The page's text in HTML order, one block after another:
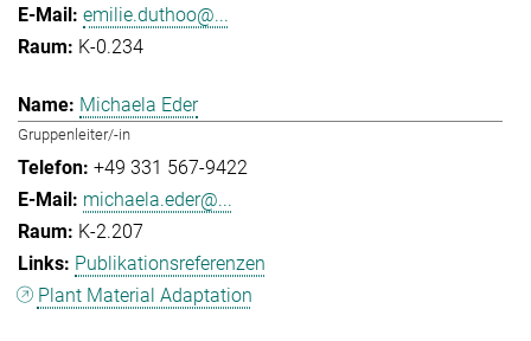
emilie.duthoo@...
K-0.234
Michaela Eder
Gruppenleiter/-in
+49 331 567-9422
michaela.eder@...
K-2.207
Publikationsreferenzen
Plant Material Adaptation